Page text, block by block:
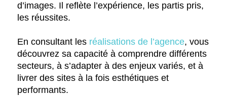
d’images. Il reflète l’expérience, les partis pris,
les réussites.
En consultant les réalisations de l’agence, vous
découvrez sa capacité à comprendre différents
secteurs, à s’adapter à des enjeux variés, et à
livrer des sites à la fois esthétiques et
performants.